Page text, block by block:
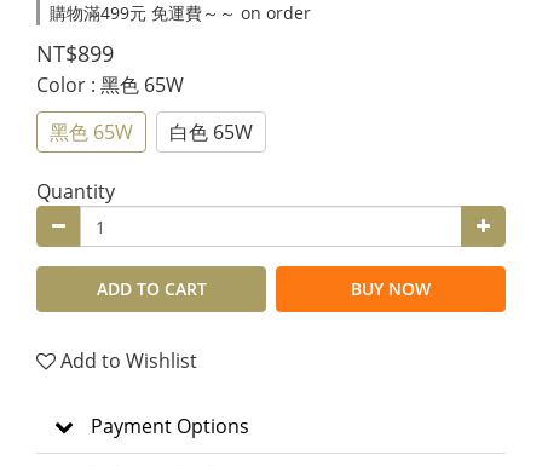
購物滿499元 免運費～～ on order
NT$899
Color : 黑色 65W
黑色 65W
白色 65W
Quantity
ADD TO CART BUY NOW
Add to Wishlist
Payment Options